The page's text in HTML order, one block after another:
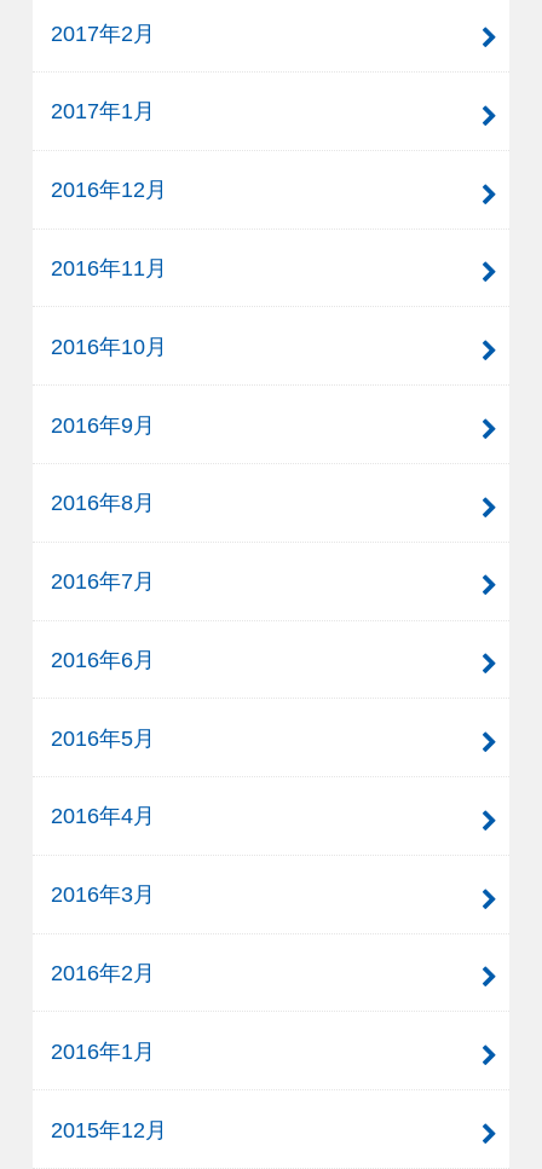
2017年2月
2017年1月
2016年12月
2016年11月
2016年10月
2016年9月
2016年8月
2016年7月
2016年6月
2016年5月
2016年4月
2016年3月
2016年2月
2016年1月
2015年12月